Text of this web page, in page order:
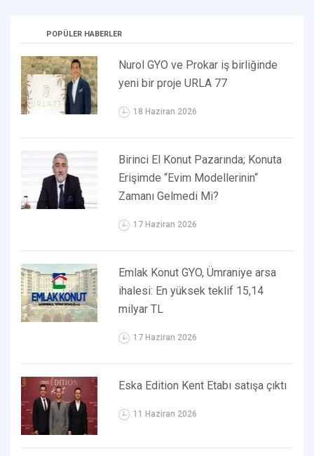
POPÜLER HABERLER
Nurol GYO ve Prokar iş birliğinde
yeni bir proje URLA 77
18 Haziran 2026
Birinci El Konut Pazarında; Konuta
Erişimde “Evim Modellerinin“
Zamanı Gelmedi Mi?
17 Haziran 2026
Emlak Konut GYO, Ümraniye arsa
ihalesi: En yüksek teklif 15,14
milyar TL
17 Haziran 2026
Eska Edition Kent Etabı satışa çıktı
11 Haziran 2026